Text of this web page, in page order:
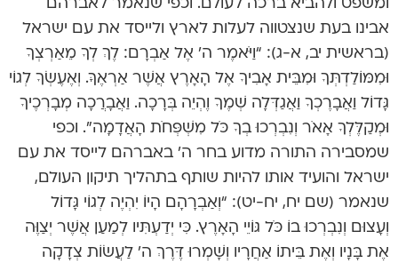
ומשפט ולהביא ברכה לעולם. וכפי שנאמר לאברהם
אבינו בעת שנצטווה לעלות לארץ ולייסד את עם ישראל
(בראשית יב, א-ג): “וַיֹּאמֶר ה’ אֶל אַבְרָם: לֶךְ לְךָ מֵאַרְצְךָ
וּמִמּוֹלַדְתְּךָ וּמִבֵּית אָבִיךָ אֶל הָאָרֶץ אֲשֶׁר ‏אַרְאֶךָּ. וְאֶעֶשְׂךָ לְגוֹי
גָּדוֹל וַאֲבָרֶכְךָ וַאֲגַדְּלָה שְׁמֶךָ וֶהְיֵה בְּרָכָה. וַאֲבָרֲכָה מְבָרְכֶיךָ
וּמְקַלֶּלְךָ אָאֹר וְנִבְרְכוּ בְךָ כֹּל מִשְׁפְּחֹת ‏הָאֲדָמָה”. וכפי
שמסבירה התורה מדוע בחר ה’ באברהם לייסד את עם
ישראל והועיד אותו להיות שותף בתהליך תיקון העולם,
שנאמר (שם יח, יח-יט): “וְאַבְרָהָם הָיוֹ יִהְיֶה לְגוֹי גָּדוֹל
וְעָצוּם וְנִבְרְכוּ בוֹ כֹּל גּוֹיֵי הָאָרֶץ. כִּי יְדַעְתִּיו לְמַעַן אֲשֶׁר יְצַוֶּה
אֶת בָּנָיו וְאֶת בֵּיתוֹ אַחֲרָיו וְשָׁמְרוּ דֶּרֶךְ ה’ לַעֲשׂוֹת צְדָקָה